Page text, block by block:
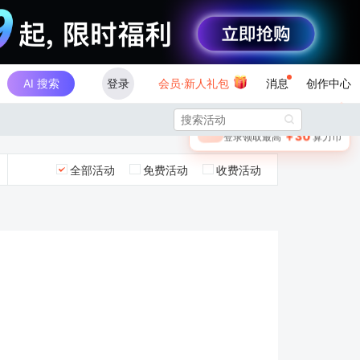
AI 搜索 登录 会员·新人礼包 消息 创作中心
🎁 未登录
登录领取最高￥30算力币

全部活动 免费活动 收费活动